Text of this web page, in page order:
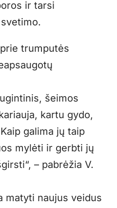
ir tarsi
trumputės
šeimos
kartu gydo,
galima jų taip
mylėti ir gerbti jų
– pabrėžia V.
matyti naujus veidus